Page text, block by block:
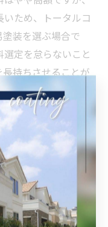
ため、トータルコ
装を選ぶ場合で
定を怠らないこと
持ちさせることが
することで、自己
現できる場合もあ
スを受けながら、自
びましょう。